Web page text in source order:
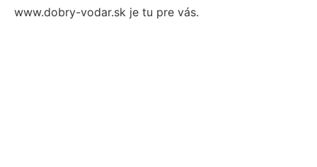
www.dobry-vodar.sk je tu pre vás.